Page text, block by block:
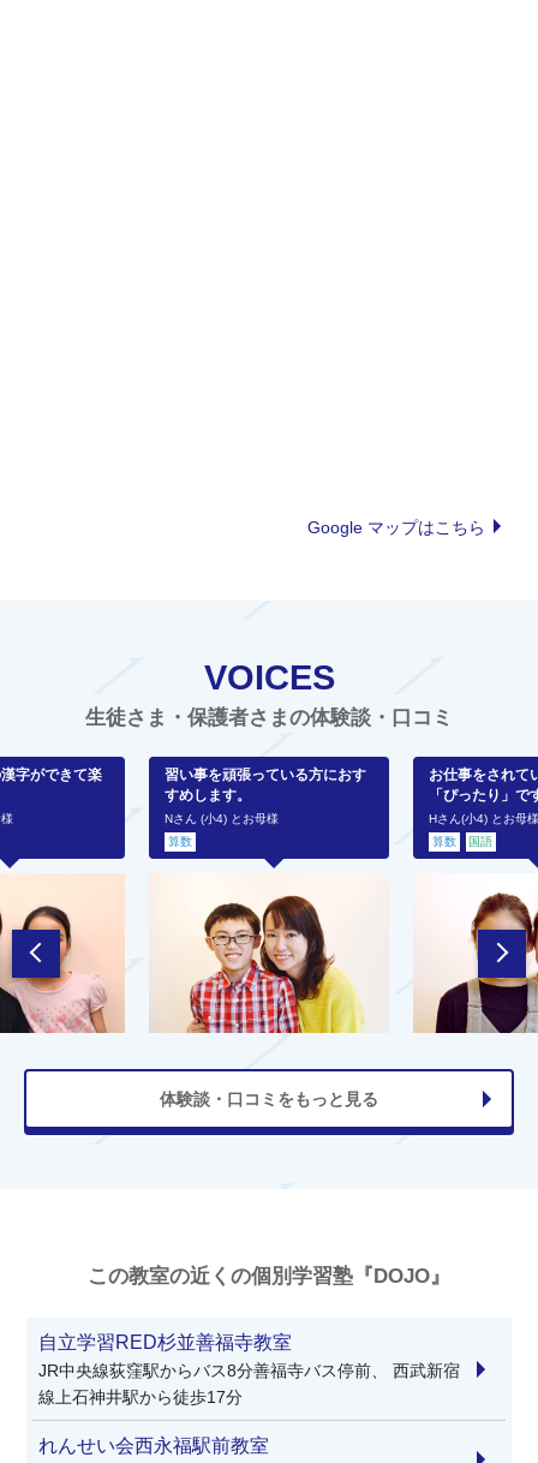
Google マップはこちら
VOICES
生徒さま・保護者さまの体験談・口コミ
字ができて楽
習い事を頑張っている方におす
すめします。
Nさん (小4) とお母様
算数
お仕事をされて
「ぴったり」で
Hさん(小4) とお母
算数
国語
体験談・口コミをもっと見る
この教室の近くの個別学習塾『DOJO』
自立学習RED杉並善福寺教室
JR中央線荻窪駅からバス8分善福寺バス停前、 西武新宿
線上石神井駅から徒歩17分
れんせい会西永福駅前教室